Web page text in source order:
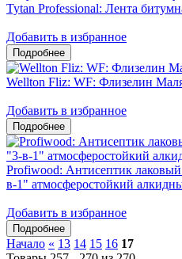
Tytan Professional: Лента
Добавить в избранное
Wellton Fliz: WF: Флизелин
Добавить в избранное
Profiwood: Антисептик
в-1" атмосферостойкий
Добавить в избранное
Начало « 13 14 15 16 17